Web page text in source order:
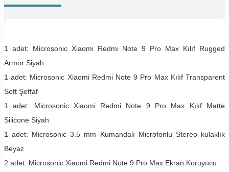
1 adet: Microsonic Xiaomi Redmi Note 9 Pro Max Kılıf Rugged
Armor Siyah
1 adet: Microsonic Xiaomi Redmi Note 9 Pro Max Kılıf Transparent
Soft Şeffaf
1 adet: Microsonic Xiaomi Redmi Note 9 Pro Max Kılıf Matte
Silicone Siyah
1 adet: Microsonic 3.5 mm Kumandalı Microfonlu Stereo kulaklık
Beyaz
2 adet: Microsonic Xiaomi Redmi Note 9 Pro Max Ekran Koruyucu